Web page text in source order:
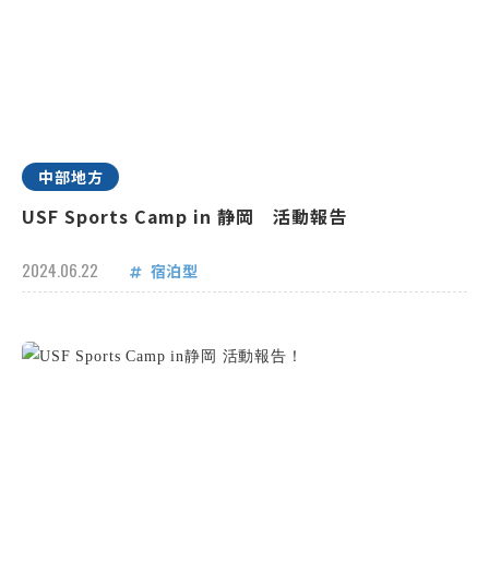
中部地方
USF Sports Camp in 静岡 活動報告
2024.06.22 宿泊型